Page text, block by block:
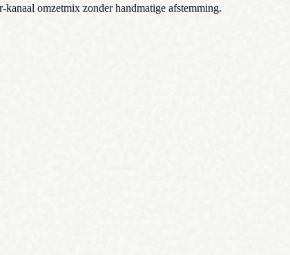
omzetmix zonder handmatige afstemming.